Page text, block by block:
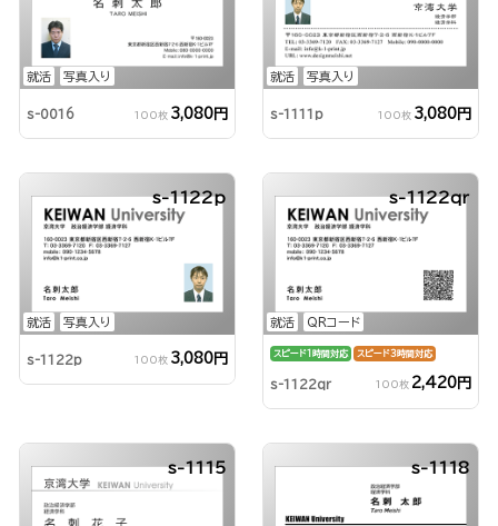
就活 写真入り
s-0016 100枚 3,080円
就活 写真入り
s-1111p 100枚 3,080円
就活 写真入り
s-1122p
s-1122p 100枚 3,080円
就活 QRコード
s-1122qr
スピード1時間対応 スピード3時間対応
s-1122qr 100枚 2,420円
s-1115 s-1118